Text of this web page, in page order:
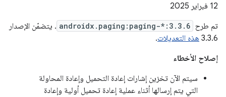
‫12 فبراير 2025
تم طرح androidx.paging:paging-*:3.3.6 . يتضمّن الإصدار
3.3.6 هذه التعديلات.
إصلاح الأخطاء
سيتم الآن تخزين إشارات إعادة التحميل وإعادة المحاولة
التي يتم إرسالها أثناء عملية إعادة تحميل أولية وإعادة